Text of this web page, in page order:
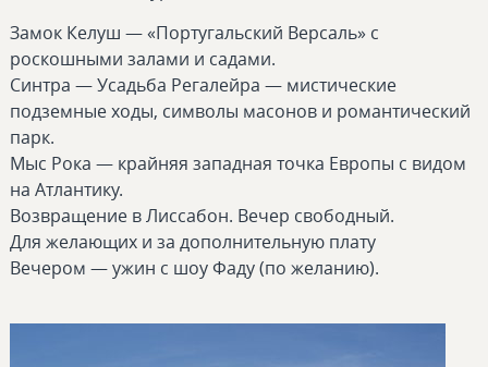
Замок Келуш — «Португальский Версаль» с
роскошными залами и садами.
Синтра — Усадьба Регалейра — мистические
подземные ходы, символы масонов и романтический
парк.
Мыс Рока — крайняя западная точка Европы с видом
на Атлантику.
Возвращение в Лиссабон. Вечер свободный.
Для желающих и за дополнительную плату
Вечером — ужин с шоу Фаду (по желанию).